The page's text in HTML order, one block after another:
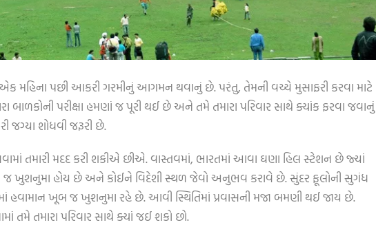
મહિના પછી આકરી ગરમીનું આગમન થવાનું છે. પરંતુ, તેમની વચ્ચે મુસાફરી કરવા માટે
બાળકોની પરીક્ષા હમણાં જ પૂરી થઈ છે અને તમે તમારા પરિવાર સાથે ક્યાંક ફરવા જવાનું
જગ્યા શોધવી જરૂરી છે.
તમારી મદદ કરી શકીએ છીએ. વાસ્તવમાં, ભારતમાં આવા ઘણા હિલ સ્ટેશન છે જ્યાં
જ ખુશનુમા હોય છે અને કોઈને વિદેશી સ્થળ જેવો અનુભવ કરાવે છે. સુંદર ફૂલોની સુગંધ
હવામાન ખૂબ જ ખુશનુમા રહે છે. આવી સ્થિતિમાં પ્રવાસની મજા બમણી થઈ જાય છે.
તમે તમારા પરિવાર સાથે ક્યાં જઈ શકો છો.